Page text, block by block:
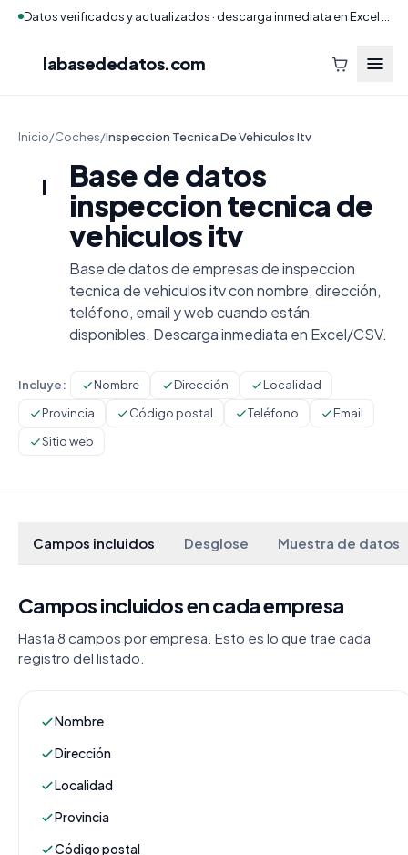
labasededatos.com
Inicio/Coches/Inspeccion Tecnica De Vehiculos Itv
I
Base de datos
inspeccion tecnica de
vehiculos itv
Base de datos de empresas de inspeccion
tecnica de vehiculos itv con nombre, dirección,
teléfono, email y web cuando están
disponibles. Descarga inmediata en Excel/CSV.
Incluye: Nombre Dirección
Localidad
Provincia
Código postal Teléfono
Email
Sitio web
Campos incluidos Desglose Muestra de datos
Campos incluidos en cada empresa
Hasta 8 campos por empresa. Esto es lo que trae cada
registro del listado.
Nombre
Dirección
Localidad
Provincia
Código postal